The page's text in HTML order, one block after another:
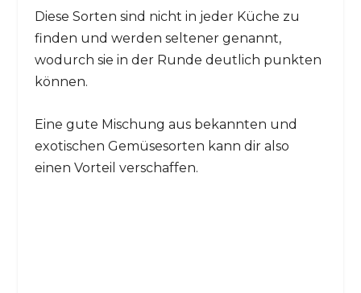
Diese Sorten sind nicht in jeder Küche zu
finden und werden seltener genannt,
wodurch sie in der Runde deutlich punkten
können.
Eine gute Mischung aus bekannten und
exotischen Gemüsesorten kann dir also
einen Vorteil verschaffen.